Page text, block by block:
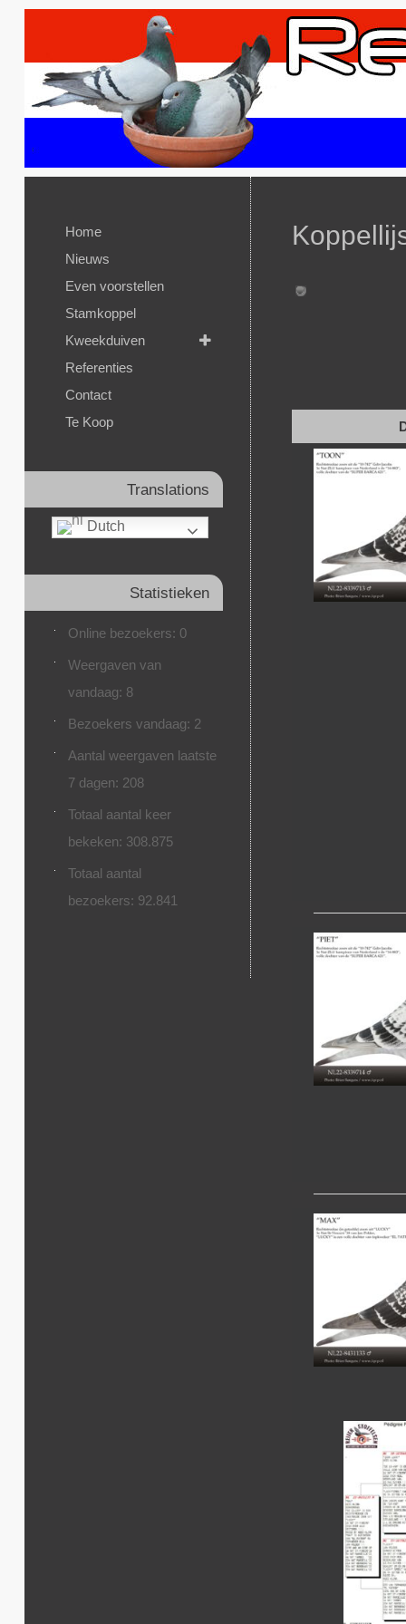
Home
Nieuws
Even voorstellen
Stamkoppel
Kweekduiven
Referenties
Contact
Te Koop
Translations
Dutch
Statistieken
Online bezoekers: 0
Weergaven van
vandaag: 8
Bezoekers vandaag: 2
Aantal weergaven laatste
7 dagen: 208
Totaal aantal keer
bekeken: 308.875
Totaal aantal
bezoekers: 92.841